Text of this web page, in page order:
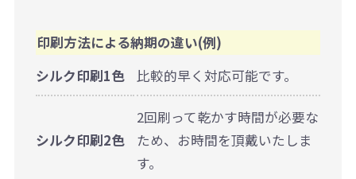
印刷方法による納期の違い(例)
シルク印刷1色
比較的早く対応可能です。
シルク印刷2色
2回刷って乾かす時間が必要な
ため、お時間を頂戴いたしま
す。